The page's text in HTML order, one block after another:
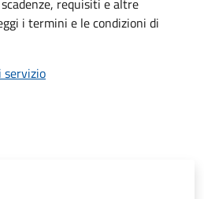
i termini e le condizioni di
servizio